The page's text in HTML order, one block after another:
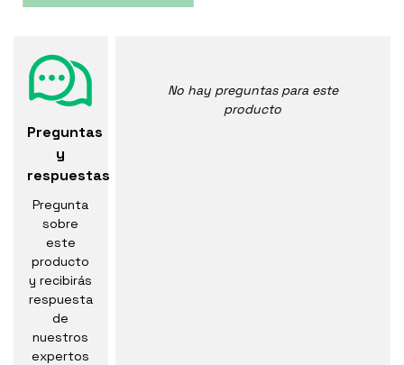
Preguntas
y
respuestas
Pregunta
sobre
este
producto
y recibirás
respuesta
de
nuestros
expertos
No hay preguntas para este
producto